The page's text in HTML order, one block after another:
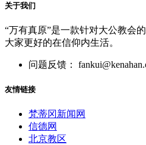
关于我们
“万有真原”是一款针对大公教会
大家更好的在信仰内生活。
问题反馈：
友情链接
梵蒂冈新闻网
信德网
北京教区